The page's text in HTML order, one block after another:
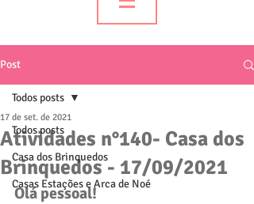
Post
Todos posts
Casa dos Brinquedos
Casas Estações e Arca de Noé
Todos posts
Atividades n°140- Casa dos
Brinquedos - 17/09/2021
17 de set. de 2021
Olá pessoal!